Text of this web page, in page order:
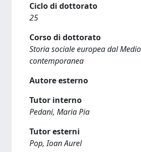
Ciclo di dottorato
25
Corso di dottorato
Storia sociale europea dal
contemporanea
Autore esterno
Tutor interno
Pedani, Maria Pia
Tutor esterni
Pop, Ioan Aurel